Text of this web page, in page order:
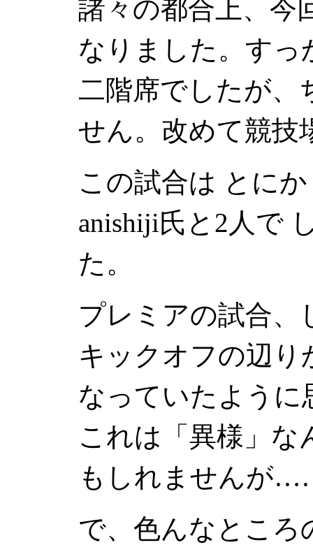
諸々の都合上、今
なりました。すっ
二階席でしたが、
せん。改めて競技
この試合は とに
anishiji氏と2人で
た。
プレミアの試合、
キックオフの辺り
なっていたように
これは「異様」な
もしれませんが
で、色んなところ